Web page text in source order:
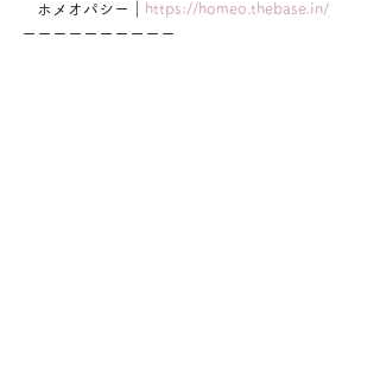
ホメオパシー｜
https://homeo.thebase.in/
ーーーーーーーーーー